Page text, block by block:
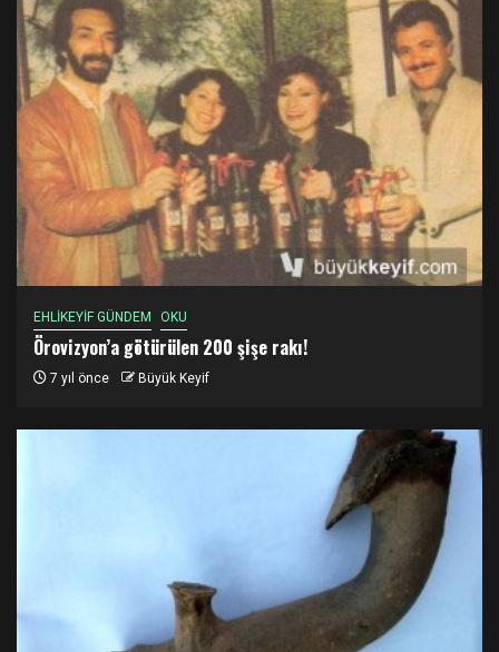
EHLİKEYİF GÜNDEM OKU
Örovizyon’a götürülen 200 şişe rakı!
7 yıl önce Büyük Keyif